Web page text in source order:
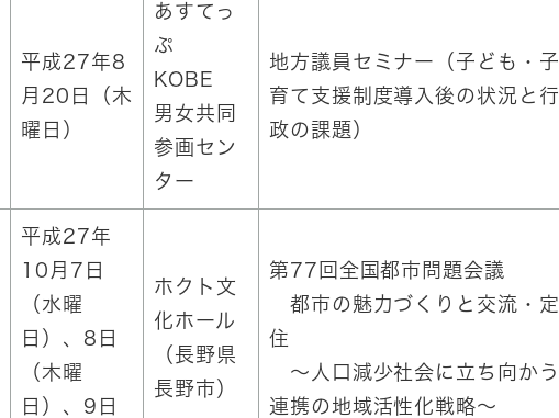
平成27年8
月20日（木
曜日）
あすてっ
ぷ
KOBE
男女共同
参画セン
ター
地方議員セミナー（子ども・子
育て支援制度導入後の状況と行
政の課題）
平成27年
10月7日
（水曜
日）、8日
（木曜
日）、9日
ホクト文
化ホール
（長野県
長野市）
第77回全国都市問題会議
都市の魅力づくりと交流・定
住
～人口減少社会に立ち向かう
連携の地域活性化戦略～